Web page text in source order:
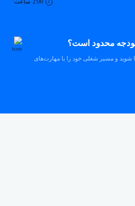
2:00 ساعت
بودجه محدود است؟
شوید و مسیر شغلی خود را با مهارت‌های